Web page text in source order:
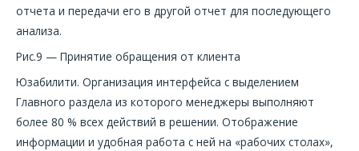
отчета и передачи его в другой отчет для последующего
анализа.
Рис.9 — Принятие обращения от клиента
Юзабилити. Организация интерфейса с выделением
Главного раздела из которого менеджеры выполняют
более 80 % всех действий в решении. Отображение
информации и удобная работа с ней на «рабочих столах»,